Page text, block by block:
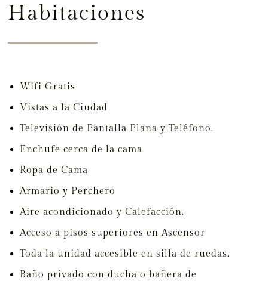
Habitaciones
Wifi Gratis
Vistas a la Ciudad
Televisión de Pantalla Plana y Teléfono.
Enchufe cerca de la cama
Ropa de Cama
Armario y Perchero
Aire acondicionado y Calefacción.
Acceso a pisos superiores en Ascensor
Toda la unidad accesible en silla de ruedas.
Baño privado con ducha o bañera de